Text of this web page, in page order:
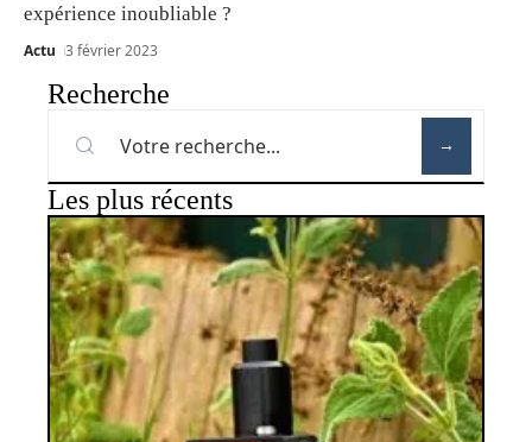
expérience inoubliable ?
Actu 3 février 2023
Recherche
Les plus récents